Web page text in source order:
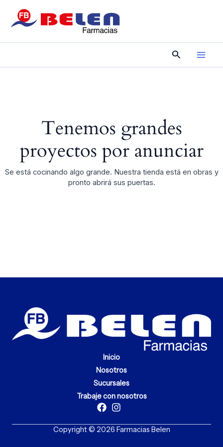
contenido
BuscarMain
Tenemos grandes
proyectos por anunciar
Se está cocinando algo grande. Nuestra tienda está en obras y
pronto abrirá sus puertas.
Inicio
Nosotros
Sucursales
Trabaje con nosotros
Copyright © 2026 Farmacias Belen